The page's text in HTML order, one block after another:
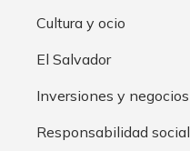
Cultura y ocio
El Salvador
Inversiones y negocios
Responsabilidad social